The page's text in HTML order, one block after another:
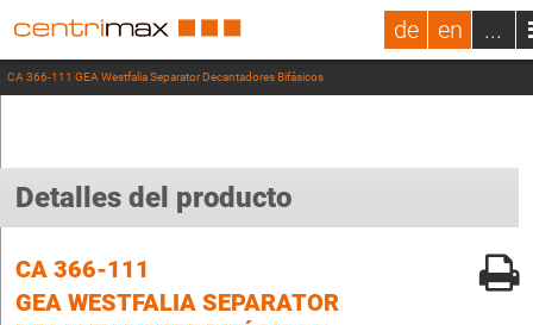
de en ...
CA 366-111 GEA Westfalia Separator Decantadores Bifásicos
Detalles del producto
CA 366-111
GEA WESTFALIA SEPARATOR